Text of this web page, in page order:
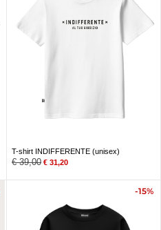
T-shirt INDIFFERENTE (unisex)
€39,00 € 31,20
-15%